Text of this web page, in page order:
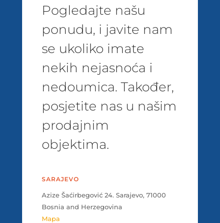
Pogledajte našu
ponudu, i javite nam
se ukoliko imate
nekih nejasnoća i
nedoumica. Također,
posjetite nas u našim
prodajnim
objektima.
SARAJEVO
Azize Šaćirbegović 24. Sarajevo, 71000
Bosnia and Herzegovina
Mapa